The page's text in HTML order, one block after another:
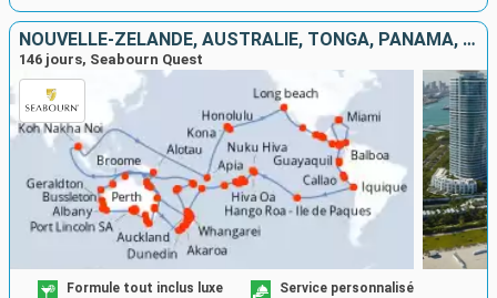
NOUVELLE-ZÉLANDE, AUSTRALIE, TONGA, PANAMA, FRANCE, VANUATU, ÉQUATEUR, SAMOA, MEXIQUE, CHILI, ÉTATS-UNIS, ÎLES COOK, PÉROU, COSTA RICA, THAÏLANDE, PAPOUASIE-NOUVELLE-GUINÉE, COLOMBIE, FIDJI (ÎLES), GU
146 jours, Seabourn Quest
Formule tout inclus luxe
Service personnalisé